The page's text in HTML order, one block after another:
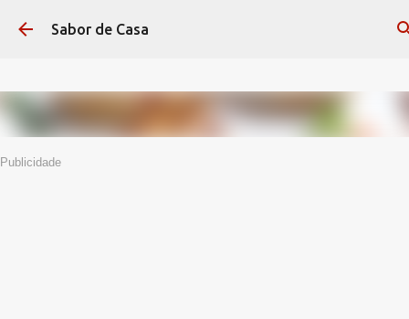
Avançar para o conteúdo principal
Sabor de Casa
Publicidade